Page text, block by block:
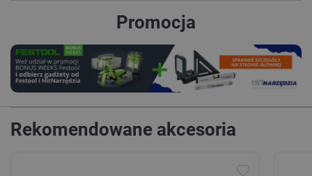
Promocja
Rekomendowane akcesoria